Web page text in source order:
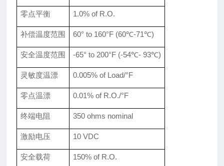
零点平衡 1.0% of R.O.
补偿温度范围 60° to 160°F (60℃-71℃)
安全温度范围 -65° to 200°F (-54℃- 93℃)
灵敏度温漂 0.005% of Load/°F
零点温漂 0.01% of R.O./°F
终端电阻 350ohms nominal
激励电压 10 VDC
安全载荷 150% of R.O.